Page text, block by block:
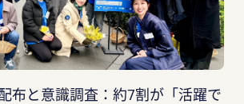
布と意識調査：約7割が「活躍で